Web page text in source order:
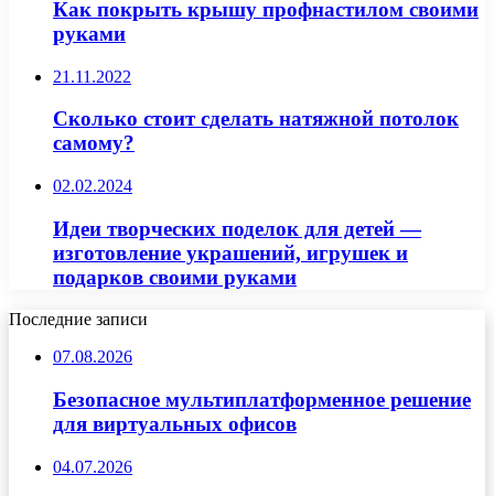
Как покрыть крышу профнастилом своими
руками
21.11.2022
Сколько стоит сделать натяжной потолок
самому?
02.02.2024
Идеи творческих поделок для детей —
изготовление украшений, игрушек и
подарков своими руками
Последние записи
07.08.2026
Безопасное мультиплатформенное решение
для виртуальных офисов
04.07.2026